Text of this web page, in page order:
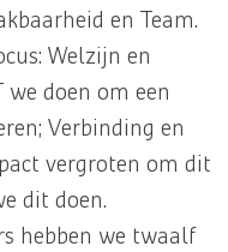
en Team.
Welzijn en
doen om een
Verbinding en
vergroten om dit
dit doen.
hebben we twaalf